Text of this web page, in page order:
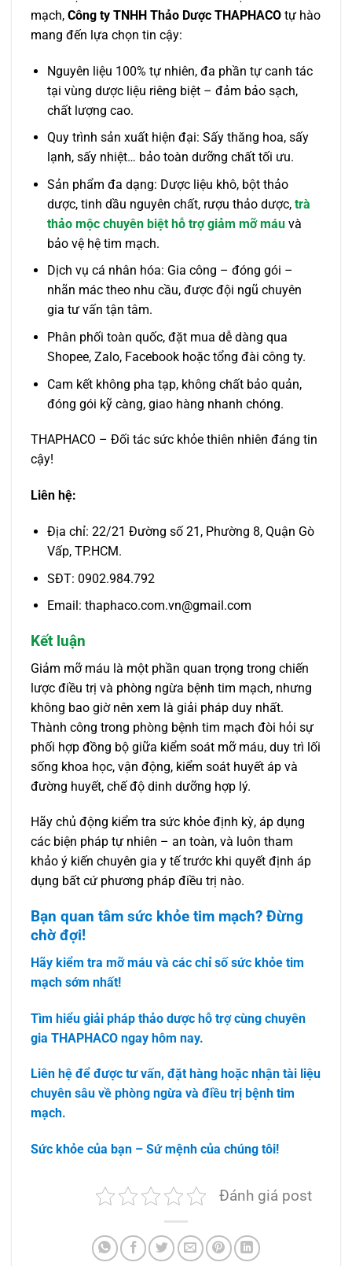
mạch, Công ty TNHH Thảo Dược THAPHACO tự hào
mang đến lựa chọn tin cậy:
Nguyên liệu 100% tự nhiên, đa phần tự canh tác
tại vùng dược liệu riêng biệt – đảm bảo sạch,
chất lượng cao.
Quy trình sản xuất hiện đại: Sấy thăng hoa, sấy
lạnh, sấy nhiệt… bảo toàn dưỡng chất tối ưu.
Sản phẩm đa dạng: Dược liệu khô, bột thảo
dược, tinh dầu nguyên chất, rượu thảo dược,trà
thảo mộc chuyên biệt hỗ trợ giảm mỡ máuvà
bảo vệ hệ tim mạch.
Dịch vụ cá nhân hóa: Gia công – đóng gói –
nhãn mác theo nhu cầu, được đội ngũ chuyên
gia tư vấn tận tâm.
Phân phối toàn quốc, đặt mua dễ dàng qua
Shopee, Zalo, Facebook hoặc tổng đài công ty.
Cam kết không pha tạp, không chất bảo quản,
đóng gói kỹ càng, giao hàng nhanh chóng.
THAPHACO – Đối tác sức khỏe thiên nhiên đáng tin
cậy!
Liên hệ:
Địa chỉ: 22/21 Đường số 21, Phường 8, Quận Gò
Vấp, TP.HCM.
SĐT: 0902.984.792
Email: thaphaco.com.vn@gmail.com
Kết luận
Giảm mỡ máu là một phần quan trọng trong chiến
lược điều trị và phòng ngừa bệnh tim mạch, nhưng
không bao giờ nên xem là giải pháp duy nhất.
Thành công trong phòng bệnh tim mạch đòi hỏi sự
phối hợp đồng bộ giữa kiểm soát mỡ máu, duy trì lối
sống khoa học, vận động, kiểm soát huyết áp và
đường huyết, chế độ dinh dưỡng hợp lý.
Hãy chủ động kiểm tra sức khỏe định kỳ, áp dụng
các biện pháp tự nhiên – an toàn, và luôn tham
khảo ý kiến chuyên gia y tế trước khi quyết định áp
dụng bất cứ phương pháp điều trị nào.
Bạn quan tâm sức khỏe tim mạch? Đừng
chờ đợi!
Hãy kiểm tra mỡ máu và các chỉ số sức khỏe tim
mạch sớm nhất!
Tìm hiểu giải pháp thảo dược hỗ trợ cùng chuyên
gia THAPHACO ngay hôm nay.
Liên hệ để được tư vấn, đặt hàng hoặc nhận tài liệu
chuyên sâu về phòng ngừa và điều trị bệnh tim
mạch.
Sức khỏe của bạn – Sứ mệnh của chúng tôi!
Đánh giá post